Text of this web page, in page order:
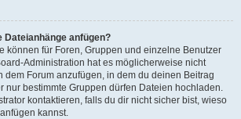
Dateianhänge anfügen?
können für Foren, Gruppen und einzelne Benutzer
Administration hat es möglicherweise nicht
dem Forum anzufügen, in dem du deinen Beitrag
nur bestimmte Gruppen dürfen Dateien hochladen.
kontaktieren, falls du dir nicht sicher bist, wieso
kannst.